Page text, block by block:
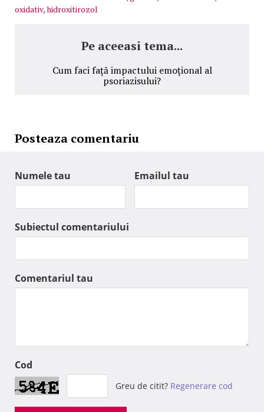
oxidativ,hidroxitirozol
Pe aceeasi tema...
Cum faci față impactului emoțional al
psoriazisului?
Posteaza comentariu
Numele tau Emailul tau
Subiectul comentariului
Comentariul tau
Cod
Greu de citit? Regenerare cod